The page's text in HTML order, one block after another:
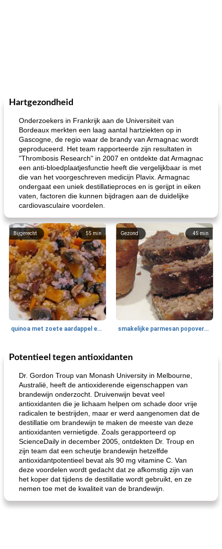
Hartgezondheid
Onderzoekers in Frankrijk aan de Universiteit van
Bordeaux merkten een laag aantal hartziekten op in
Gascogne, de regio waar de brandy van Armagnac wordt
geproduceerd. Het team rapporteerde zijn resultaten in
"Thrombosis Research" in 2007 en ontdekte dat Armagnac
een anti-bloedplaatjesfunctie heeft die vergelijkbaar is met
die van het voorgeschreven medicijn Plavix. Armagnac
ondergaat een uniek destillatieproces en is gerijpt in eiken
vaten, factoren die kunnen bijdragen aan de duidelijke
cardiovasculaire voordelen.
55 min
Bijgerecht
quinoa met zoete aardappel en champignons
45min
Gezond
smakelijke parmesan popovers (gezonder!)
40min
One Dish Meal
gemakkelijke rijst en hamburger een gerecht diner
Soepen, stoofschotels en Chili
Potentieel tegen antioxidanten
Dr. Gordon Troup van Monash University in Melbourne,
Australië, heeft de antioxiderende eigenschappen van
brandewijn onderzocht. Druivenwijn bevat veel
antioxidanten die je lichaam helpen om schade door vrije
radicalen te bestrijden, maar er werd aangenomen dat de
destillatie om brandewijn te maken de meeste van deze
antioxidanten vernietigde. Zoals gerapporteerd op
ScienceDaily in december 2005, ontdekten Dr. Troup en
zijn team dat een scheutje brandewijn hetzelfde
antioxidantpotentieel bevat als 90 mg vitamine C. Van
deze voordelen wordt gedacht dat ze afkomstig zijn van
het koper dat tijdens de destillatie wordt gebruikt, en ze
nemen toe met de kwaliteit van de brandewijn.